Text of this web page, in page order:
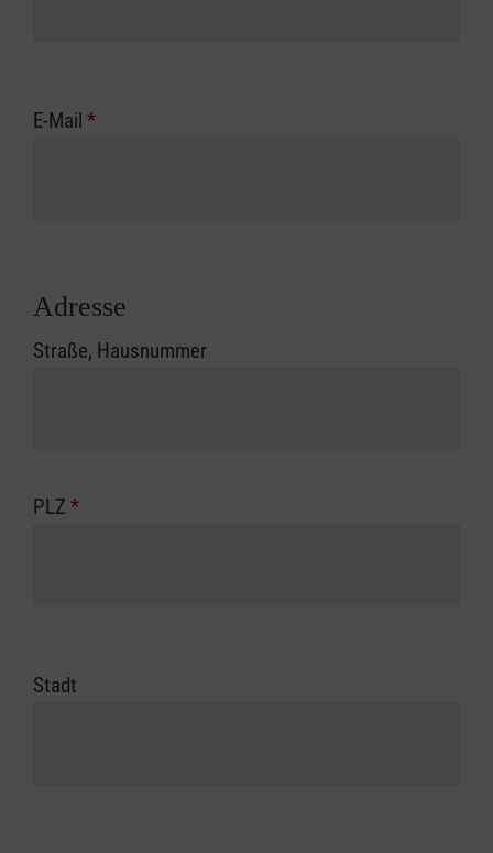
E-Mail *
Adresse
Straße, Hausnummer
PLZ *
Stadt